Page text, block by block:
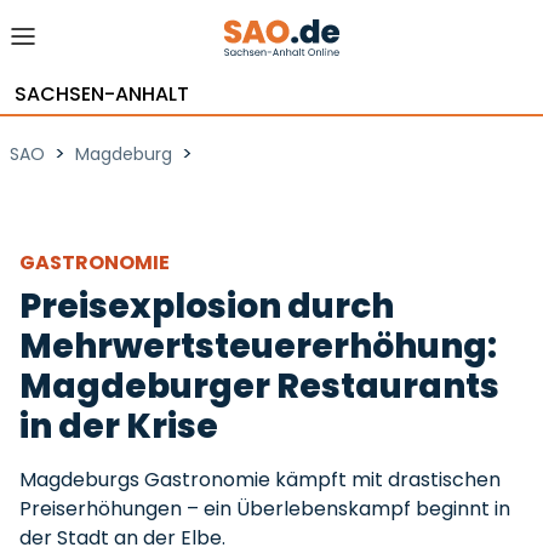
SACHSEN-ANHALT
SAO > Magdeburg >
GASTRONOMIE
Preisexplosion durch
Mehrwertsteuererhöhung:
Magdeburger Restaurants
in der Krise
Magdeburgs Gastronomie kämpft mit drastischen
Preiserhöhungen – ein Überlebenskampf beginnt in
der Stadt an der Elbe.